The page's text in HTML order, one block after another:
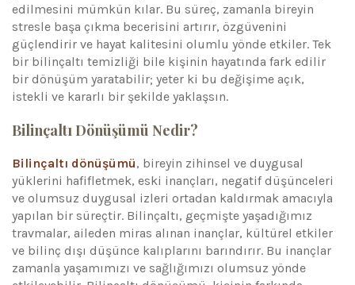
edilmesini mümkün kılar. Bu süreç, zamanla bireyin
stresle başa çıkma becerisini artırır, özgüvenini
güçlendirir ve hayat kalitesini olumlu yönde etkiler. Tek
bir bilinçaltı temizliği bile kişinin hayatında fark edilir
bir dönüşüm yaratabilir; yeter ki bu değişime açık,
istekli ve kararlı bir şekilde yaklaşsın.
Bilinçaltı Dönüşümü Nedir?
Bilinçaltı dönüşümü, bireyin zihinsel ve duygusal
yüklerini hafifletmek, eski inançları, negatif düşünceleri
ve olumsuz duygusal izleri ortadan kaldırmak amacıyla
yapılan bir süreçtir. Bilinçaltı, geçmişte yaşadığımız
travmalar, aileden miras alınan inançlar, kültürel etkiler
ve bilinç dışı düşünce kalıplarını barındırır. Bu inançlar
zamanla yaşamımızı ve sağlığımızı olumsuz yönde